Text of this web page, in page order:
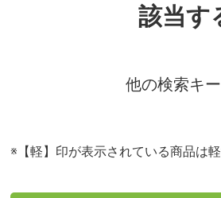
該当す
他の検索キ
※【軽】印が表示されている商品は